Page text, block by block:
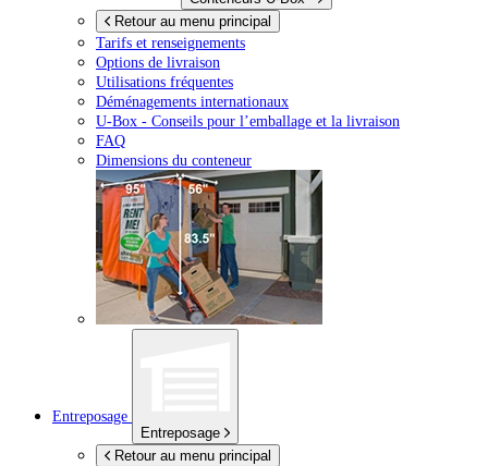
Retour au menu principal
Tarifs et renseignements
Options de livraison
Utilisations fréquentes
Déménagements internationaux
U-Box - Conseils pour l’emballage et la livraison
FAQ
Dimensions du conteneur
Entreposage
Entreposage
Retour au menu principal